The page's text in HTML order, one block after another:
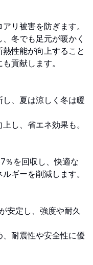
リ被害を防ぎます。
冬でも足元が暖かく
性能が向上すること
貢献します。
、夏は涼しく冬は暖
し、省エネ効果も。
％を回収し、快適な
ギーを削減します。
安定し、強度や耐久
耐震性や安全性に優